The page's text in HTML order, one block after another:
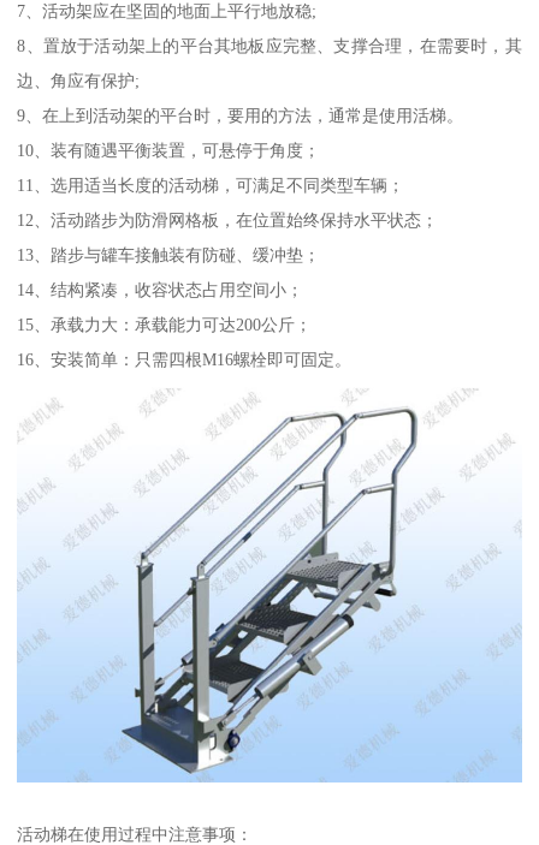
7、活动架应在坚固的地面上平行地放稳;
8、置放于活动架上的平台其地板应完整、支撑合理，在需要时，其
边、角应有保护;
9、在上到活动架的平台时，要用的方法，通常是使用活梯。
10、装有随遇平衡装置，可悬停于角度；
11、选用适当长度的活动梯，可满足不同类型车辆；
12、活动踏步为防滑网格板，在位置始终保持水平状态；
13、踏步与罐车接触装有防碰、缓冲垫；
14、结构紧凑，收容状态占用空间小；
15、承载力大：承载能力可达200公斤；
16、安装简单：只需四根M16螺栓即可固定。
活动梯在使用过程中注意事项：